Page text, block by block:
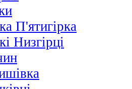
П'ятигірка
Низгірці